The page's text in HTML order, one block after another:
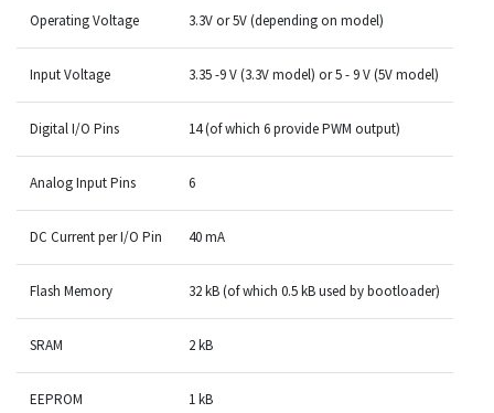
Operating Voltage 3.3V or 5V (depending on model)
Input Voltage 3.35 -9 V (3.3V model) or 5 - 9 V (5V model)
Digital I/O Pins 14 (of which 6 provide PWM output)
Analog Input Pins 6
DC Current per I/O Pin 40 mA
Flash Memory 32 kB (of which 0.5 kB used by bootloader)
SRAM 2 kB
EEPROM 1 kB